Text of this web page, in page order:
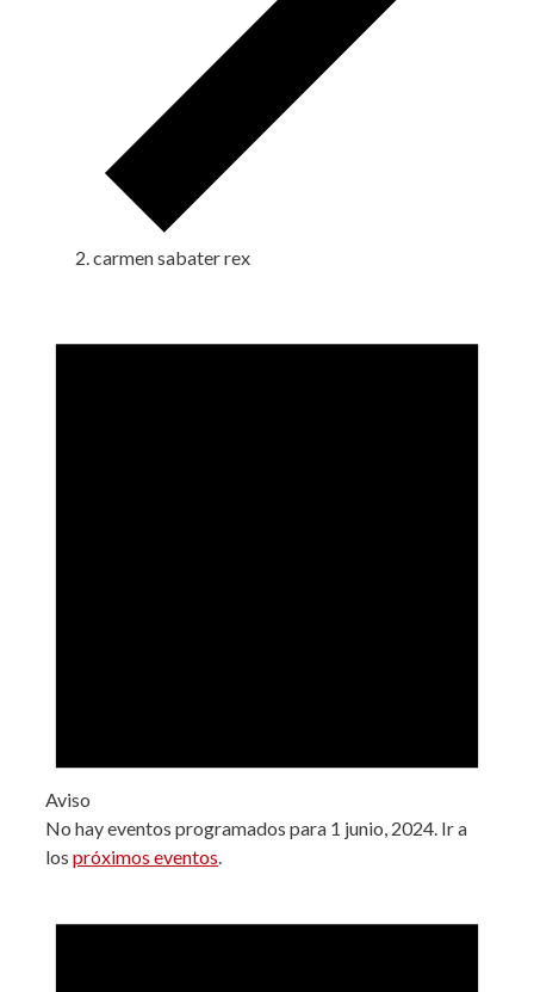
carmen sabater rex
en
Aviso
No hay eventos programados para 1 junio, 2024. Ir a
los próximos eventos